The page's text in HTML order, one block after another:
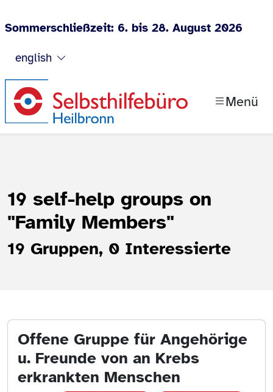
Jump to content
Sommerschließzeit: 6. bis 28. August 2026
english
Menü
19 self-help groups on
"Family Members"
19 Gruppen, 0 Interessierte
Offene Gruppe für Angehörige
u. Freunde von an Krebs
erkrankten Menschen